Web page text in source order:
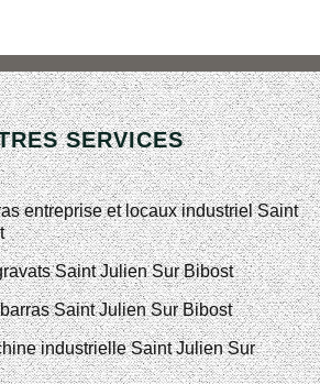
SERVICES
entreprise et locaux industriel Saint
Saint Julien Sur Bibost
Saint Julien Sur Bibost
industrielle Saint Julien Sur